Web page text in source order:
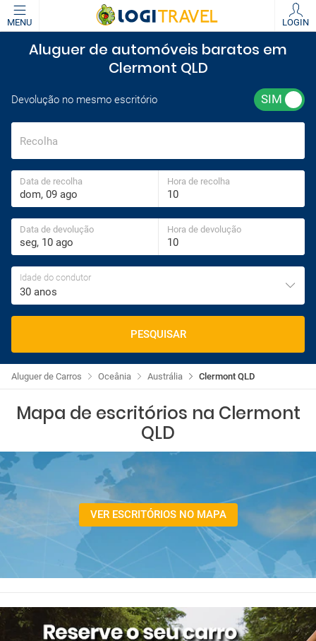
MENU LOGIN
Aluguer de automóveis baratos em
Clermont QLD
Devolução no mesmo escritório
Recolha
Data de recolha Hora de recolha
Data de devolução Hora de devolução
Idade do condutor
30 anos
PESQUISAR
Clermont QLD
Austrália
Oceânia
Aluguer de Carros
Mapa de escritórios na Clermont
QLD
VER ESCRITÓRIOS NO MAPA